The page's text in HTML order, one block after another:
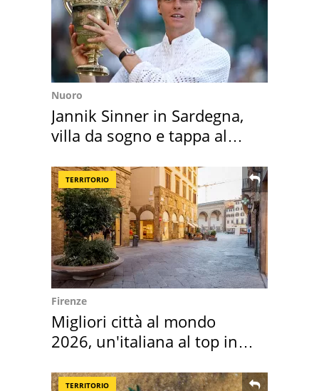
Nuoro
Jannik Sinner in Sardegna,
villa da sogno e tappa al
TERRITORIO
Firenze
Migliori città al mondo
2026, un'italiana al top in
TERRITORIO